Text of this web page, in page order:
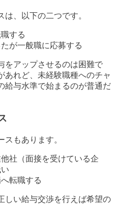
、以下の二つです。
する
が一般職に応募する
をアップさせるのは困難で
あれど、未経験職種へのチャ
給与水準で始まるのが普通だ
もあります。
社（面接を受けている企
転職する
しい給与交渉を行えば希望の